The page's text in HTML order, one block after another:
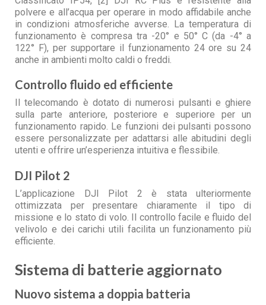
polvere e all’acqua per operare in modo affidabile anche
in condizioni atmosferiche avverse. La temperatura di
funzionamento è compresa tra -20° e 50° C (da -4° a
122° F), per supportare il funzionamento 24 ore su 24
anche in ambienti molto caldi o freddi.
Controllo fluido ed efficiente
Il telecomando è dotato di numerosi pulsanti e ghiere
sulla parte anteriore, posteriore e superiore per un
funzionamento rapido. Le funzioni dei pulsanti possono
essere personalizzate per adattarsi alle abitudini degli
utenti e offrire un’esperienza intuitiva e flessibile.
DJI Pilot 2
L’applicazione DJI Pilot 2 è stata ulteriormente
ottimizzata per presentare chiaramente il tipo di
missione e lo stato di volo. Il controllo facile e fluido del
velivolo e dei carichi utili facilita un funzionamento più
efficiente.
Sistema di batterie aggiornato
Nuovo sistema a doppia batteria